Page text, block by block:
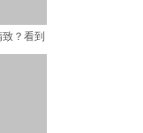
？看到